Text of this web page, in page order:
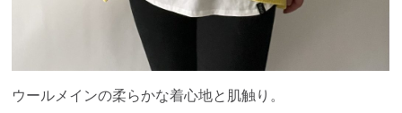
ウールメインの柔らかな着心地と肌触り。